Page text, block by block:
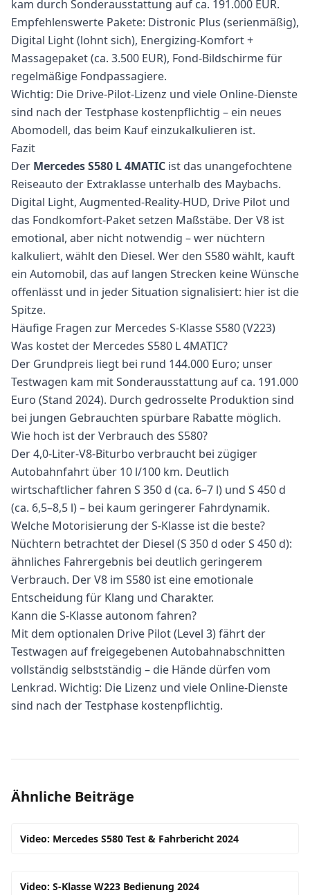
kam durch Sonderausstattung auf ca. 191.000 EUR.
Empfehlenswerte Pakete: Distronic Plus (serienmäßig),
Digital Light (lohnt sich), Energizing-Komfort +
Massagepaket (ca. 3.500 EUR), Fond-Bildschirme für
regelmäßige Fondpassagiere.
Wichtig: Die Drive-Pilot-Lizenz und viele Online-Dienste
sind nach der Testphase kostenpflichtig – ein neues
Abomodell, das beim Kauf einzukalkulieren ist.
Fazit
Der Mercedes S580 L 4MATIC ist das unangefochtene
Reiseauto der Extraklasse unterhalb des Maybachs.
Digital Light, Augmented-Reality-HUD, Drive Pilot und
das Fondkomfort-Paket setzen Maßstäbe. Der V8 ist
emotional, aber nicht notwendig – wer nüchtern
kalkuliert, wählt den Diesel. Wer den S580 wählt, kauft
ein Automobil, das auf langen Strecken keine Wünsche
offenlässt und in jeder Situation signalisiert: hier ist die
Spitze.
Häufige Fragen zur Mercedes S-Klasse S580 (V223)
Was kostet der Mercedes S580 L 4MATIC?
Der Grundpreis liegt bei rund 144.000 Euro; unser
Testwagen kam mit Sonderausstattung auf ca. 191.000
Euro (Stand 2024). Durch gedrosselte Produktion sind
bei jungen Gebrauchten spürbare Rabatte möglich.
Wie hoch ist der Verbrauch des S580?
Der 4,0-Liter-V8-Biturbo verbraucht bei zügiger
Autobahnfahrt über 10 l/100 km. Deutlich
wirtschaftlicher fahren S 350 d (ca. 6–7 l) und S 450 d
(ca. 6,5–8,5 l) – bei kaum geringerer Fahrdynamik.
Welche Motorisierung der S-Klasse ist die beste?
Nüchtern betrachtet der Diesel (S 350 d oder S 450 d):
ähnliches Fahrergebnis bei deutlich geringerem
Verbrauch. Der V8 im S580 ist eine emotionale
Entscheidung für Klang und Charakter.
Kann die S-Klasse autonom fahren?
Mit dem optionalen Drive Pilot (Level 3) fährt der
Testwagen auf freigegebenen Autobahnabschnitten
vollständig selbstständig – die Hände dürfen vom
Lenkrad. Wichtig: Die Lizenz und viele Online-Dienste
sind nach der Testphase kostenpflichtig.
Ähnliche Beiträge
Video: Mercedes S580 Test & Fahrbericht 2024
Video: S-Klasse W223 Bedienung 2024